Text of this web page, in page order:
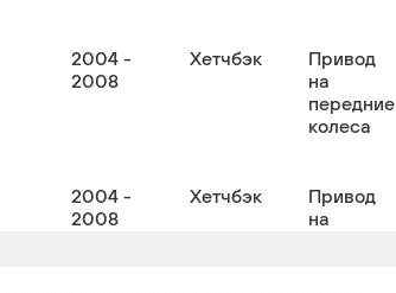
2004 -
2008
Хетчбэк
Привод
на
передние
колеса
2004 -
2008
Хетчбэк
Привод
на